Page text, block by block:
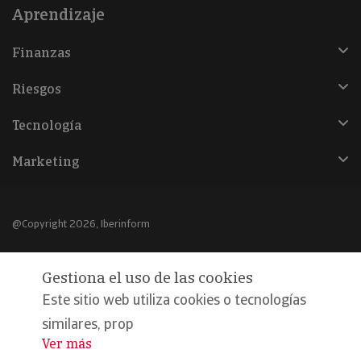
Aprendizaje
Finanzas
Riesgos
Tecnología
Marketing
@Copyright 2026, Iberinform
Declaración de privacidad
Compromiso calidad y seguridad
Gestiona el uso de las cookies
Este sitio web utiliza cookies o tecnologías
similares, prop
...
Ver más